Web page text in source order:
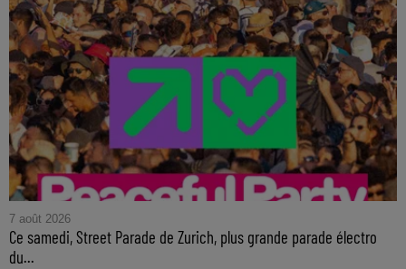
7 août 2026
Ce samedi, Street Parade de Zurich, plus grande parade électro
du...